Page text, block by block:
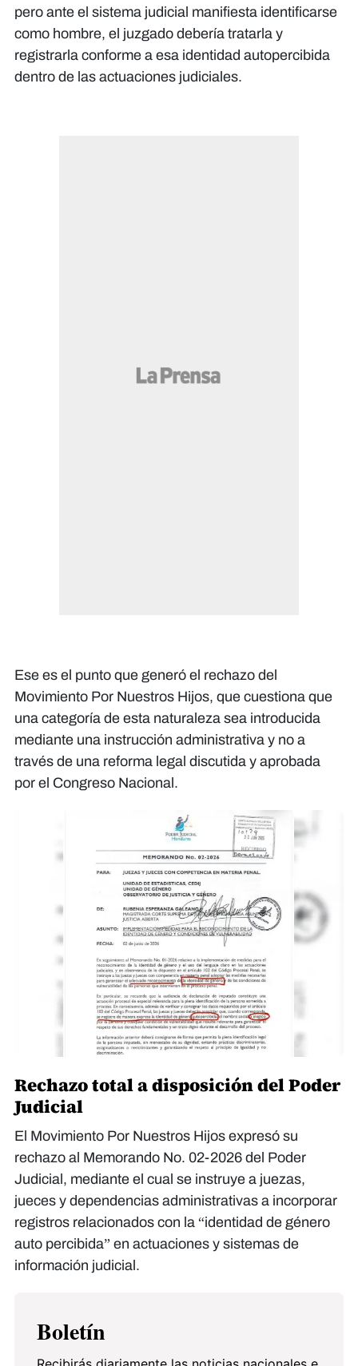
pero ante el sistema judicial manifiesta identificarse
como hombre, el juzgado debería tratarla y
registrarla conforme a esa identidad autopercibida
dentro de las actuaciones judiciales.
Ese es el punto que generó el rechazo del
Movimiento Por Nuestros Hijos, que cuestiona que
una categoría de esta naturaleza sea introducida
mediante una instrucción administrativa y no a
través de una reforma legal discutida y aprobada
por el Congreso Nacional.
Rechazo total a disposición del Poder
Judicial
El Movimiento Por Nuestros Hijos expresó su
rechazo al Memorando No. 02-2026 del Poder
Judicial, mediante el cual se instruye a juezas,
jueces y dependencias administrativas a incorporar
registros relacionados con la “identidad de género
auto percibida” en actuaciones y sistemas de
información judicial.
Boletín